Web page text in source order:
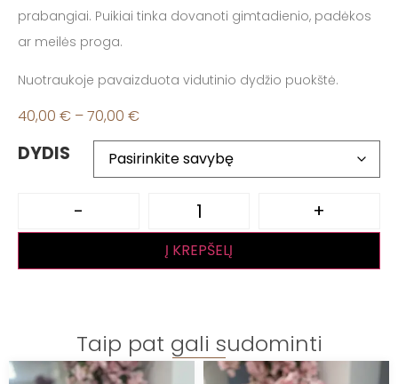
prabangiai. Puikiai tinka dovanoti gimtadienio, padėkos
ar meilės proga.
Nuotraukoje pavaizduota vidutinio dydžio puokštė.
40,00 € –70,00 €
DYDIS
- +
Į KREPŠELĮ
Taip pat gali sudominti